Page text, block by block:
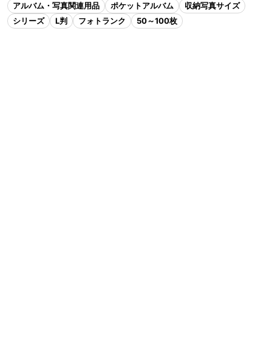
アルバム・写真関連用品 ポケットアルバム
収納写真サイズ
シリーズ
L判 フォトランク 50～100枚